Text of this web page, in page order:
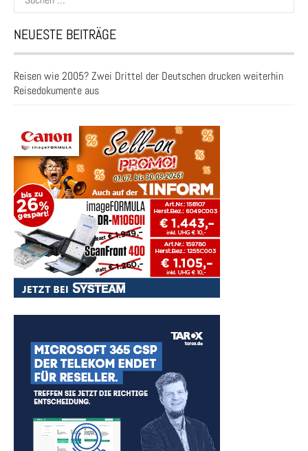
nach:
NEUESTE BEITRÄGE
Reisen wie 2005? Zwei Drittel der Deutschen drucken weiterhin
Reisedokumente aus